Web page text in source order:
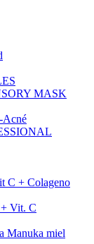
MASK
Acné
C + Colageno
Vit. C
Manuka miel